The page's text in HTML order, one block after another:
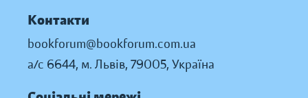
Контакти
bookforum@bookforum.com.ua
а/с 6644, м. Львів, 79005, Україна